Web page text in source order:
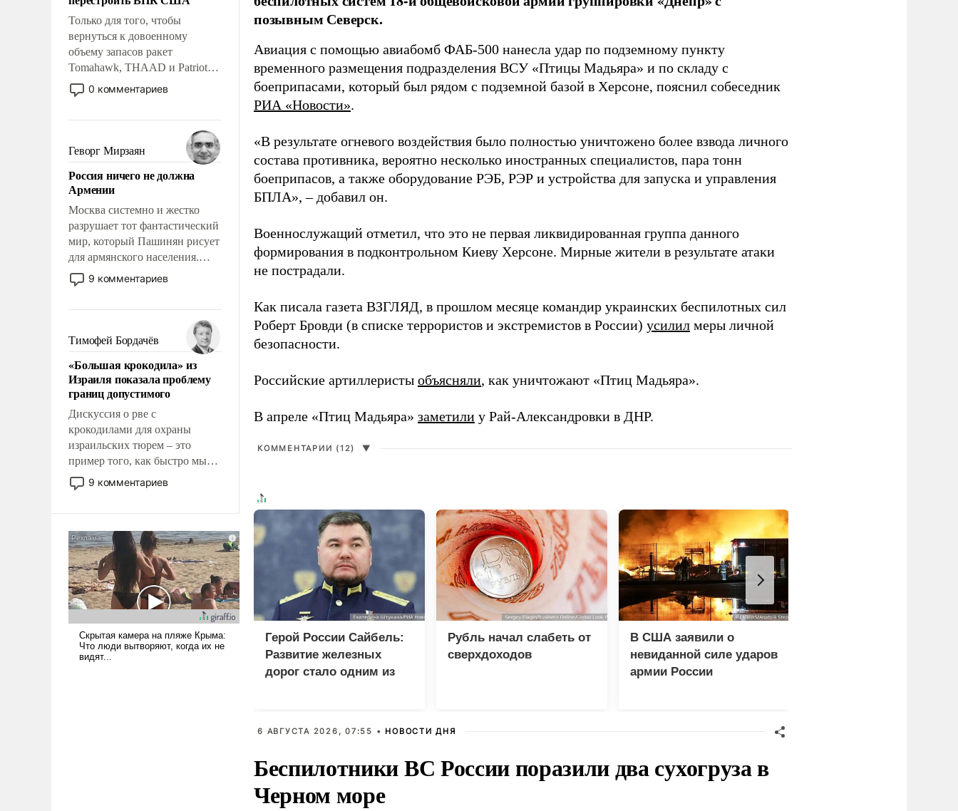
Только для того, чтобы
вернуться к довоенному
объему запасов ракет
Tomahawk, THAAD и Patriot
США потребуется более трех
лет. Даже небольшая война с
Сложившаяся ситуация
означает многолетний период
уязвимости США, например,
перед Китаем.
0 комментариев
Геворг Мирзаян
Россия ничего не должна
Армении
Москва системно и жестко
разрушает тот фантастический
мир, который Пашинян рисует
для армянского населения.
Мир, где этому населению все
должны просто по
политические прожекты будут
беспрекословно оплачиваться
за счет российских
налогоплательщиков и где за
свои поступки не нужно
отвечать.
9 комментариев
Тимофей Бордачёв
«Большая крокодила» из
Израиля показала проблему
границ допустимого
Дискуссия о рве с
крокодилами для охраны
израильских тюрем – это
пример того, как быстро мы
двигаемся по пути
революционных изменений.
псевдонаучной фантастики,
стало всерьез обсуждаемой
идеей.
9 комментариев
позывным Северск.
Авиация с помощью авиабомб ФАБ-500 нанесла удар по подземному пункту
временного размещения подразделения ВСУ «Птицы Мадьяра» и по складу с
боеприпасами, который был рядом с подземной базой в Херсоне, пояснил собеседник
РИА «Новости».
«В результате огневого воздействия было полностью уничтожено более взвода личного
состава противника, вероятно несколько иностранных специалистов, пара тонн
боеприпасов, а также оборудование РЭБ, РЭР и устройства для запуска и управления
БПЛА», – добавил он.
Военнослужащий отметил, что это не первая ликвидированная группа данного
формирования в подконтрольном Киеву Херсоне. Мирные жители в результате атаки
не пострадали.
Как писала газета ВЗГЛЯД, в прошлом месяце командир украинских беспилотных сил
Роберт Бровди (в списке террористов и экстремистов в России) усилил меры личной
безопасности.
Российские артиллеристы объясняли, как уничтожают «Птиц Мадьяра».
В апреле «Птиц Мадьяра» заметили у Рай-Александровки в ДНР.
КОММЕНТАРИИ (12) ▼
Герой России Сайбель:
Развитие железных
дорог стало одним из
Рубль начал слабеть от
сверхдоходов
В США заявили о
невиданной силе ударов
армии России
6 АВГУСТА 2026, 07:55 • НОВОСТИ ДНЯ
Беспилотники ВС России поразили два сухогруза в
Черном море